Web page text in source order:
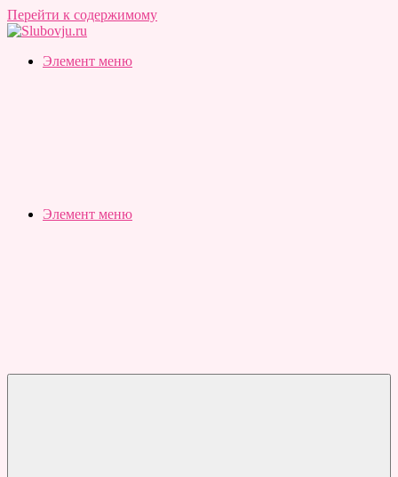
Перейти к содержимому
Slubovju.ru
Бесплатные
Элемент меню
Элемент меню